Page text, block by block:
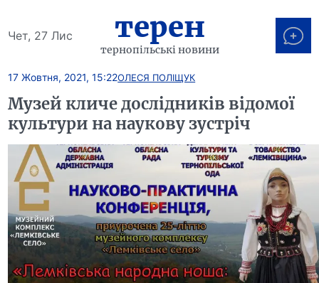
Чет, 27 Лис терен
тернопільські новини
17 Жовтня, 2021, 15:22ОЛЕСЯ ПОЛІЩУК
Музей кличе дослідників відомої
культури на наукову зустріч